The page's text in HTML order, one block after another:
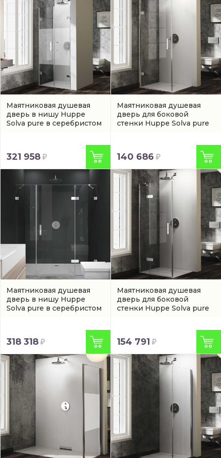
Маятниковая душевая
дверь в нишу Huppe
Solva pure в серебристом
321 958
Маятниковая душевая
дверь для боковой
стенки Huppe Solva pure
140 686
Маятниковая душевая
дверь в нишу Huppe
Solva pure в серебристом
318 318
Маятниковая душевая
дверь для боковой
стенки Huppe Solva pure
154 791